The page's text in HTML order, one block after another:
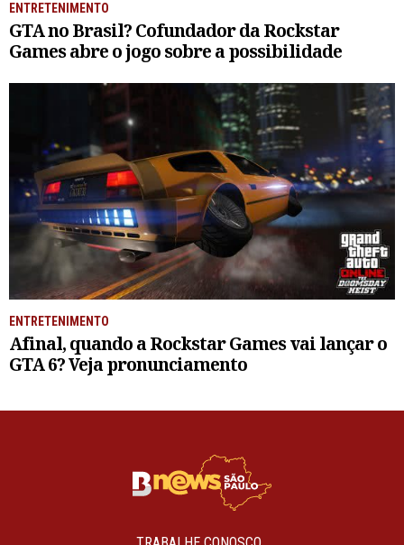
ENTRETENIMENTO
GTA no Brasil? Cofundador da Rockstar
Games abre o jogo sobre a possibilidade
ENTRETENIMENTO
Afinal, quando a Rockstar Games vai lançar o
GTA 6? Veja pronunciamento